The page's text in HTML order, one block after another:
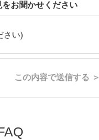
お聞かせください
さい)
この内容で送信する ＞